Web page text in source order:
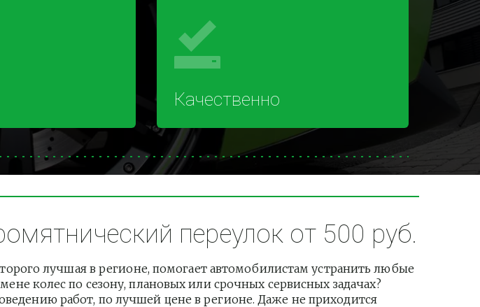
Качественно
переулок от 500 руб.
лучшая в регионе, помогает автомобилистам устранить любые
колес по сезону, плановых или срочных сервисных задачах?
работ, по лучшей цене в регионе. Даже не приходится